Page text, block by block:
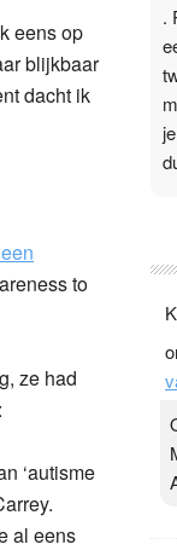
eens op
blijkbaar
dacht ik
to
ze had
:
‘autisme
al eens
.